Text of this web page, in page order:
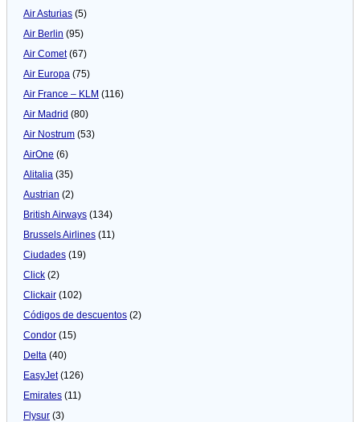
Air Asturias (5)
Air Berlin (95)
Air Comet(67)
Air Europa (75)
Air France – KLM (116)
Air Madrid (80)
Air Nostrum (53)
AirOne (6)
Alitalia (35)
Austrian (2)
British Airways (134)
Brussels Airlines (11)
Ciudades (19)
Click (2)
Clickair (102)
Códigos de descuentos (2)
Condor (15)
Delta (40)
EasyJet(126)
Emirates (11)
Flysur (3)